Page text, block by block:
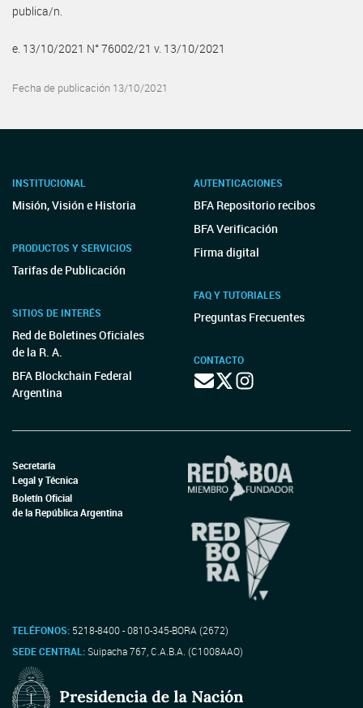
publica/n.
e. 13/10/2021 N° 76002/21 v. 13/10/2021
Fecha de publicación 13/10/2021
INSTITUCIONAL
Misión, Visión e Historia
PRODUCTOS Y SERVICIOS
Tarifas de Publicación
SITIOS DE INTERÉS
Red de Boletines Oficiales
de la R. A.
BFA Blockchain Federal
Argentina
AUTENTICACIONES
BFA Repositorio recibos
BFA Verificación
Firma digital
FAQ Y TUTORIALES
Preguntas Frecuentes
CONTACTO
Secretaría
Legal y Técnica
Boletín Oficial
de la República Argentina
TELÉFONOS: 5218-8400 - 0810-345-BORA (2672)
SEDE CENTRAL:Suipacha 767, C.A.B.A. (C1008AAO)